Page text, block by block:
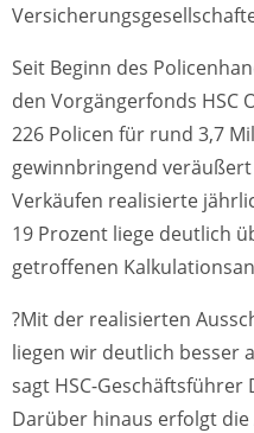
Seit Beginn des
den Vorgängerfonds HSC
226 Policen für rund 3,7
gewinnbringend
Verkäufen realisierte
19 Prozent liege deutlich
getroffenen
?Mit der realisierten
liegen wir deutlich besser
sagt HSC-Geschäftsführer
Darüber hinaus erfolgt